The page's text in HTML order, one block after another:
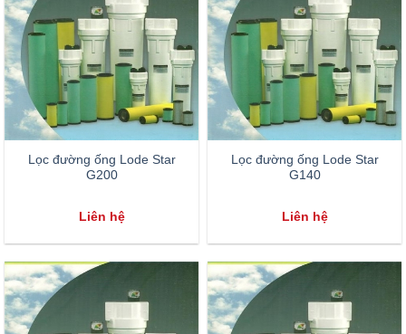
Lọc đường ống Lode Star
G200
Liên hệ
Lọc đường ống Lode Star
G140
Liên hệ